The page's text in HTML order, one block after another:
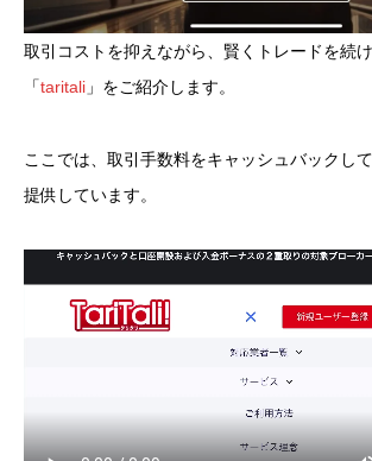
取引コストを抑えながら、賢くトレードを続
「taritali 」をご紹介します。
ここでは、取引手数料をキャッシュバックし
提供しています。